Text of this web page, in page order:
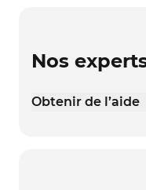
Nos
Obtenir de l’aide